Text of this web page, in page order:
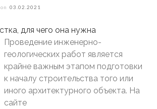
on 03.02.2021
Проведение инженерно-
геологических работ является
крайне важным этапом подготовки
к началу строительства того или
иного архитектурного объекта. На
сайте